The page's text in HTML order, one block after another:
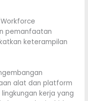
pemanfaatan
keterampilan
alat dan platform
kerja yang